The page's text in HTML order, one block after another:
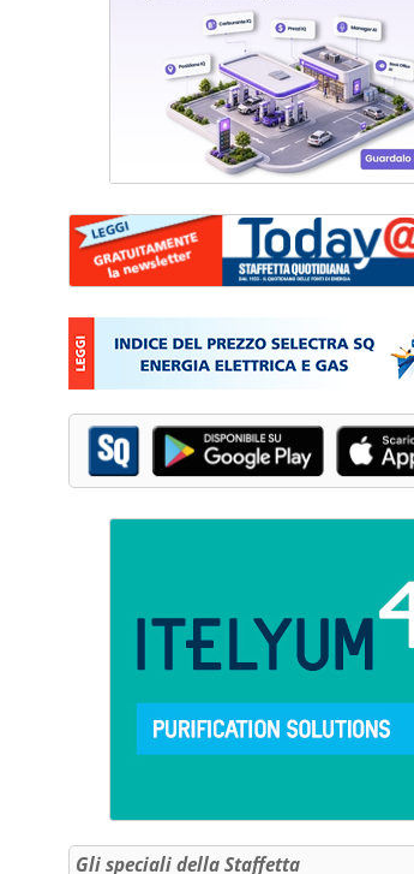
Gli speciali della Staffetta